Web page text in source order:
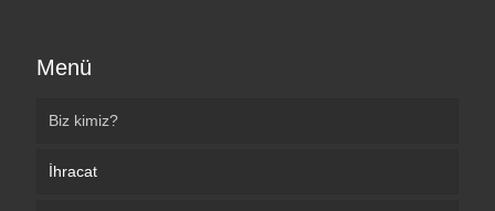
Menü
Biz kimiz?
İhracat